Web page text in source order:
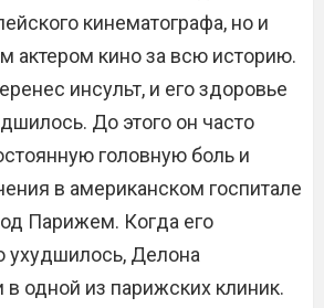
кинематографа, но и
актером кино за всю историю.
инсульт, и его здоровье
До этого он часто
головную боль и
в американском госпитале
Парижем. Когда его
ухудшилось, Делона
в одной из парижских клиник.